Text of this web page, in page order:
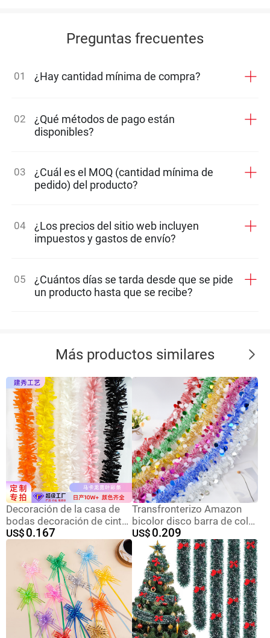
Preguntas frecuentes
01 ¿Hay cantidad mínima de compra?
02
¿Qué métodos de pago están
disponibles?
03
¿Cuál es el MOQ (cantidad mínima de
pedido) del producto?
04
¿Los precios del sitio web incluyen
impuestos y gastos de envío?
05
¿Cuántos días se tarda desde que se pide
un producto hasta que se recibe?
Más productos similares
Decoración de la casa de
bodas decoración de cinta
decoración de día de Año
Nuevo decoración de flores
fiesta decoración de
suministros de fiesta de
San Valentín props boda
US$ 0.167
Transfronterizo Amazon
bicolor disco barra de color
Navidad Fiesta de
decoración barra de color
2m 5 capas de cifrado
US$ 0.209